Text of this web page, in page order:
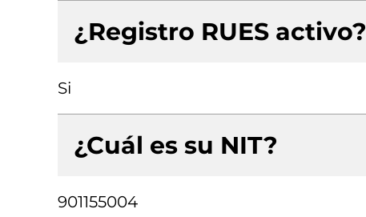
¿Registro RUES activo?
Si
¿Cuál es su NIT?
901155004